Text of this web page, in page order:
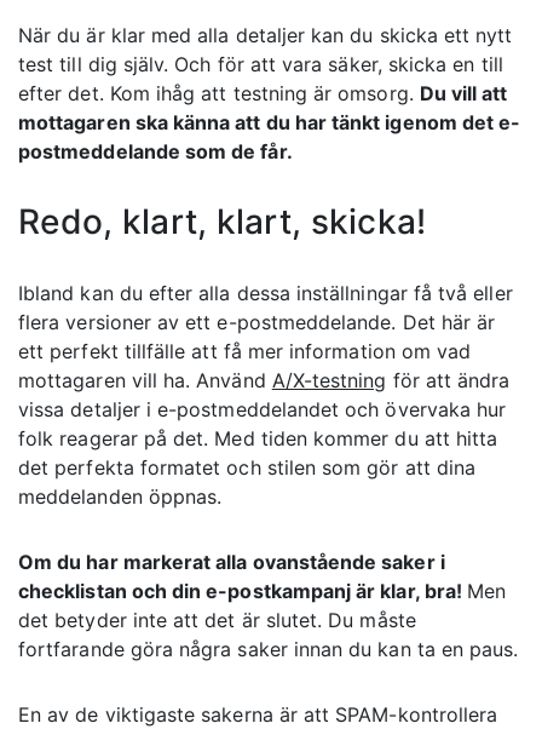
När du är klar med alla detaljer kan du skicka ett nytt
test till dig själv. Och för att vara säker, skicka en till
efter det. Kom ihåg att testning är omsorg. Du vill att
mottagaren ska känna att du har tänkt igenom det e-
postmeddelande som de får.
Redo, klart, klart, skicka!
Ibland kan du efter alla dessa inställningar få två eller
flera versioner av ett e-postmeddelande. Det här är
ett perfekt tillfälle att få mer information om vad
mottagaren vill ha. Använd A/X-testning för att ändra
vissa detaljer i e-postmeddelandet och övervaka hur
folk reagerar på det. Med tiden kommer du att hitta
det perfekta formatet och stilen som gör att dina
meddelanden öppnas.
Om du har markerat alla ovanstående saker i
checklistan och din e-postkampanj är klar, bra! Men
det betyder inte att det är slutet. Du måste
fortfarande göra några saker innan du kan ta en paus.
En av de viktigaste sakerna är att SPAM-kontrollera